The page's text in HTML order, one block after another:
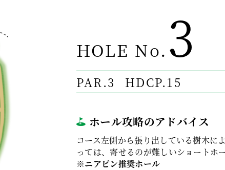
HOLE No. 3
PAR.3 HDCP.15
ホール攻略のアドバイス
コース左側から張り出している樹木に
っては、寄せるのが難しいショートホー
※ニアピン推奨ホール